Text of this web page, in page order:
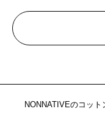
NONNATIVEのコッ